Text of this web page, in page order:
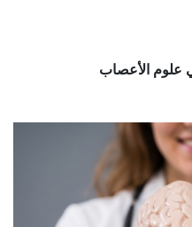
علوم الأعصاب